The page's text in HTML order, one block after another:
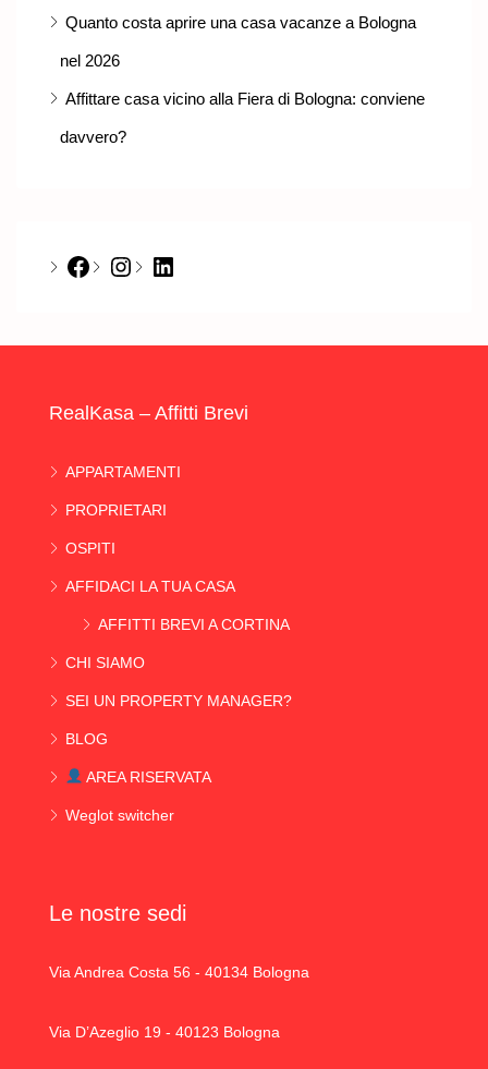
Quanto costa aprire una casa vacanze a Bologna
nel 2026
Affittare casa vicino alla Fiera di Bologna: conviene
davvero?
Facebook
Instagram
LinkedIn
RealKasa – Affitti Brevi
APPARTAMENTI
PROPRIETARI
OSPITI
AFFIDACI LA TUA CASA
AFFITTI BREVI A CORTINA
CHI SIAMO
SEI UN PROPERTY MANAGER?
BLOG
AREA RISERVATA
Weglot switcher
Le nostre sedi
Via Andrea Costa 56 - 40134 Bologna
Via D’Azeglio 19 - 40123 Bologna